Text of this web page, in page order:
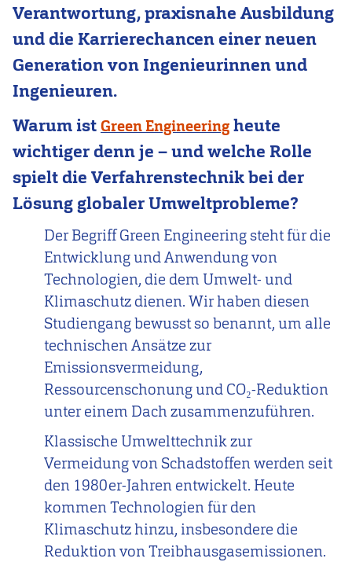
Verantwortung, praxisnahe Ausbildung
und die Karrierechancen einer neuen
Generation von Ingenieurinnen und
Ingenieuren.
Warum ist Green Engineering heute
wichtiger denn je – und welche Rolle
spielt die Verfahrenstechnik bei der
Lösung globaler Umweltprobleme?
Der Begriff Green Engineering steht für die
Entwicklung und Anwendung von
Technologien, die dem Umwelt- und
Klimaschutz dienen. Wir haben diesen
Studiengang bewusst so benannt, um alle
technischen Ansätze zur
Emissionsvermeidung,
Ressourcenschonung und CO₂-Reduktion
unter einem Dach zusammenzuführen.
Klassische Umwelttechnik zur
Vermeidung von Schadstoffen werden seit
den 1980er-Jahren entwickelt. Heute
kommen Technologien für den
Klimaschutz hinzu, insbesondere die
Reduktion von Treibhausgasemissionen.